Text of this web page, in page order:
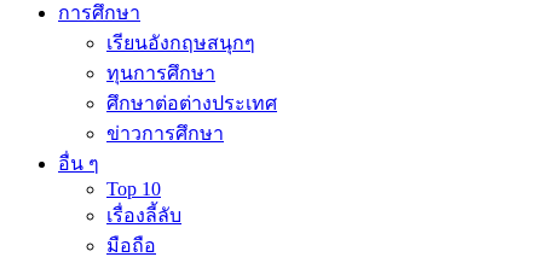
การศึกษา
เรียนอังกฤษสนุกๆ
ทุนการศึกษา
ศึกษาต่อต่างประเทศ
ข่าวการศึกษา
อื่น ๆ
Top 10
เรื่องลี้ลับ
มือถือ